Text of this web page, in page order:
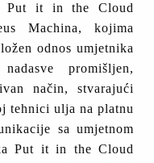
Put it in the Cloud
Machina, kojima
odnos umjetnika
promišljen,
način, stvarajući
tehnici ulja na platnu
sa umjetnom
Put it in the Cloud